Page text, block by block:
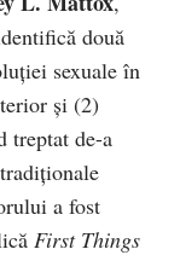
două
sexuale în
şi (2)
treptat de-a
a fost
First Things